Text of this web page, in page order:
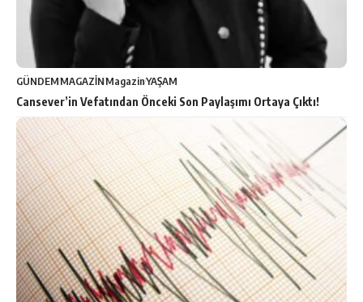
GÜNDEMMAGAZİNMagazinYAŞAM
Cansever’in Vefatından Önceki Son Paylaşımı Ortaya Çıktı!